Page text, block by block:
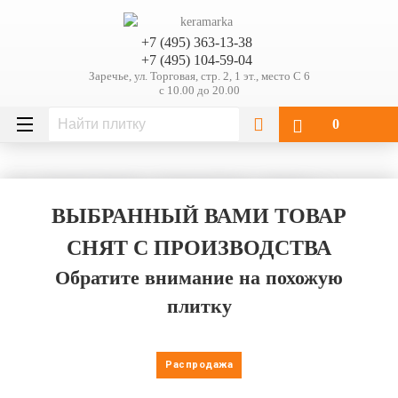
+7 (495) 363-13-38
+7 (495) 104-59-04
Заречье, ул. Торговая, стр. 2, 1 эт., место С 6
с 10.00 до 20.00
0
ВЫБРАННЫЙ ВАМИ ТОВАР
СНЯТ С ПРОИЗВОДСТВА
Обратите внимание на похожую
плитку
Распродажа
Venere Versace Home Tozzetto Geometrica Almond/Beige 17245